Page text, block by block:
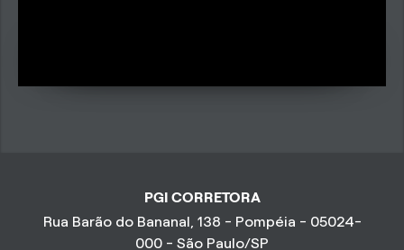
PGI CORRETORA
Rua Barão do Bananal, 138 - Pompéia - 05024-
000 - São Paulo/SP